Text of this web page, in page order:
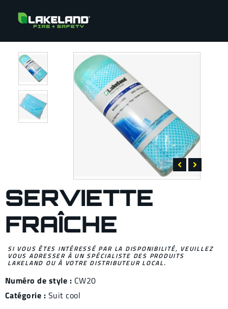
SERVIETTE
FRAÎCHE
SI VOUS ÊTES INTÉRESSÉ PAR LA DISPONIBILITÉ, VEUILLEZ
VOUS ADRESSER À UN SPÉCIALISTE DES PRODUITS
LAKELAND OU À VOTRE DISTRIBUTEUR LOCAL.
Numéro de style : CW20
Catégorie : Suit cool